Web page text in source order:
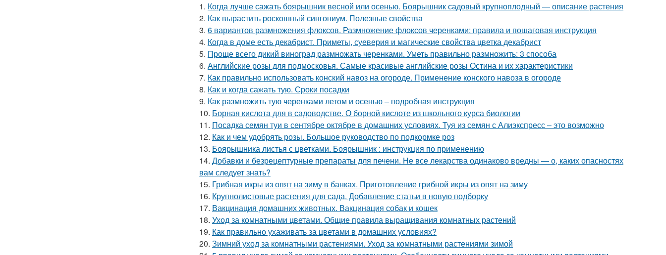
1. Когда лучше сажать боярышник весной или осенью. Боярышник садовый крупноплодный — описание растения
2. Как вырастить роскошный сингониум. Полезные свойства
3. 6 вариантов размножения флоксов. Размножение флоксов черенками: правила и пошаговая инструкция
4. Когда в доме есть декабрист. Приметы, суеверия и магические свойства цветка декабрист
5. Проще всего дикий виноград размножать черенками. Уметь правильно размножить: 3 способа
6. Английские розы для подмосковья. Самые красивые английские розы Остина и их характеристики
7. Как правильно использовать конский навоз на огороде. Применение конского навоза в огороде
8. Как и когда сажать тую. Сроки посадки
9. Как размножить тую черенками летом и осенью – подробная инструкция
10. Борная кислота для в садоводстве. О борной кислоте из школьного курса биологии
11. Посадка семян туи в сентябре октябре в домашних условиях. Туя из семян с Алиэкспресс – это возможно
12. Как и чем удобрять розы. Большое руководство по подкормке роз
13. Боярышника листья с цветками. Боярышник : инструкция по применению
14. Добавки и безрецептурные препараты для печени. Не все лекарства одинаково вредны — о, каких опасностях
вам следует знать?
15. Грибная икры из опят на зиму в банках. Приготовление грибной икры из опят на зиму
16. Крупнолистовые растения для сада. Добавление статьи в новую подборку
17. Вакцинация домашних животных. Вакцинация собак и кошек
18. Уход за комнатными цветами. Общие правила выращивания комнатных растений
19. Как правильно ухаживать за цветами в домашних условиях?
20. Зимний уход за комнатными растениями. Уход за комнатными растениями зимой